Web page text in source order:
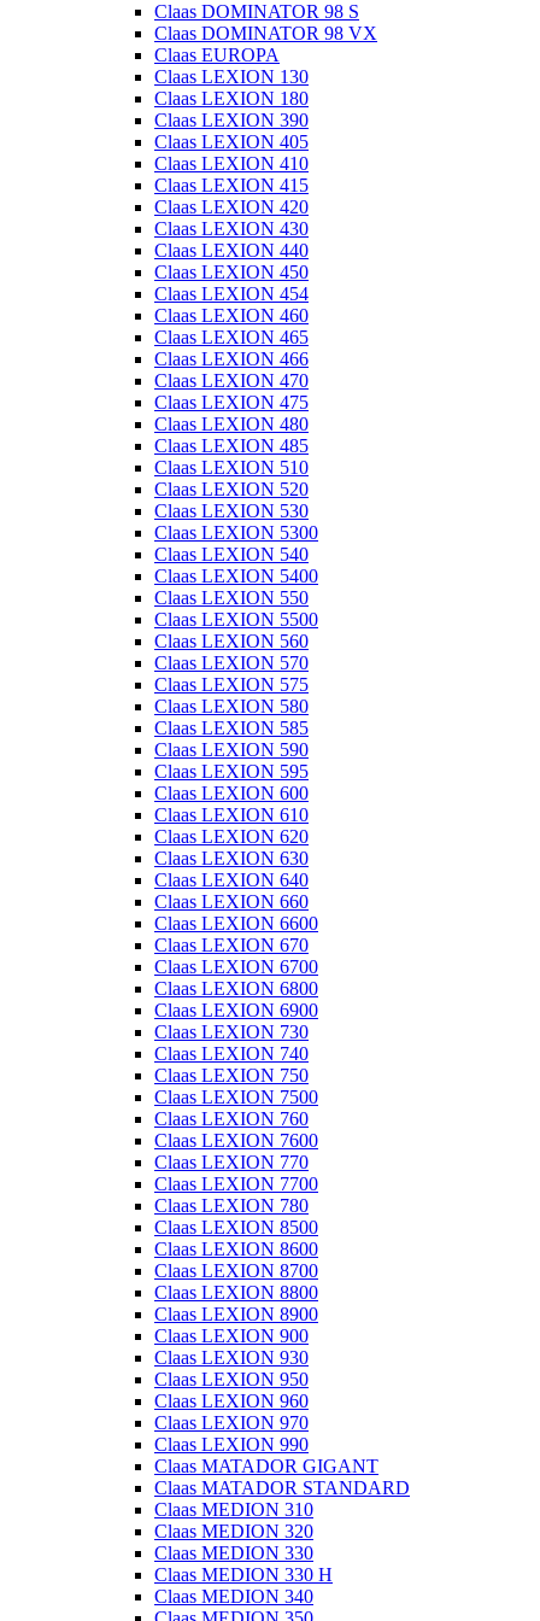
Claas DOMINATOR 98 S
Claas DOMINATOR 98 VX
Claas EUROPA
Claas LEXION 130
Claas LEXION 180
Claas LEXION 390
Claas LEXION 405
Claas LEXION 410
Claas LEXION 415
Claas LEXION 420
Claas LEXION 430
Claas LEXION 440
Claas LEXION 450
Claas LEXION 454
Claas LEXION 460
Claas LEXION 465
Claas LEXION 466
Claas LEXION 470
Claas LEXION 475
Claas LEXION 480
Claas LEXION 485
Claas LEXION 510
Claas LEXION 520
Claas LEXION 530
Claas LEXION 5300
Claas LEXION 540
Claas LEXION 5400
Claas LEXION 550
Claas LEXION 5500
Claas LEXION 560
Claas LEXION 570
Claas LEXION 575
Claas LEXION 580
Claas LEXION 585
Claas LEXION 590
Claas LEXION 595
Claas LEXION 600
Claas LEXION 610
Claas LEXION 620
Claas LEXION 630
Claas LEXION 640
Claas LEXION 660
Claas LEXION 6600
Claas LEXION 670
Claas LEXION 6700
Claas LEXION 6800
Claas LEXION 6900
Claas LEXION 730
Claas LEXION 740
Claas LEXION 750
Claas LEXION 7500
Claas LEXION 760
Claas LEXION 7600
Claas LEXION 770
Claas LEXION 7700
Claas LEXION 780
Claas LEXION 8500
Claas LEXION 8600
Claas LEXION 8700
Claas LEXION 8800
Claas LEXION 8900
Claas LEXION 900
Claas LEXION 930
Claas LEXION 950
Claas LEXION 960
Claas LEXION 970
Claas LEXION 990
Claas MATADOR GIGANT
Claas MATADOR STANDARD
Claas MEDION 310
Claas MEDION 320
Claas MEDION 330
Claas MEDION 330 H
Claas MEDION 340